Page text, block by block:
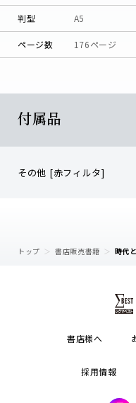
判型 A5
ページ数 176ページ
付属品
その他 [赤フィルタ]
トップ 書店販売書籍 時代
書店様へ
採用情報